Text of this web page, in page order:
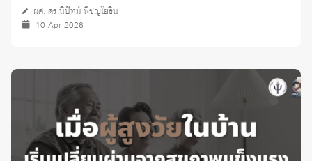
ผศ. ดร.นิปัทม์ พิชญโยธิน
10 Apr 2026